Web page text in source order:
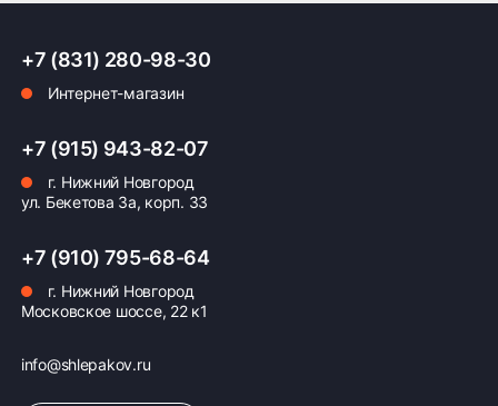
+7 (831) 280-98-30
Интернет-магазин
+7 (915) 943-82-07
г. Нижний Новгород
ул. Бекетова 3а, корп. 33
+7 (910) 795-68-64
г. Нижний Новгород
Московское шоссе, 22 к1
info@shlepakov.ru